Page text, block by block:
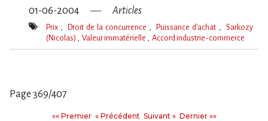
01-06-2004 Articles
Mot(s)-
Prix Droit de la concurrence Puissance d'achat
Sarkozy
(Nicolas)
Valeur immatérielle Accord industrie-commerce
Page 369/407
«« PremierPremier
« PrécédentPrécédent
Suivant
Suivant » Dernier
Dernier »»